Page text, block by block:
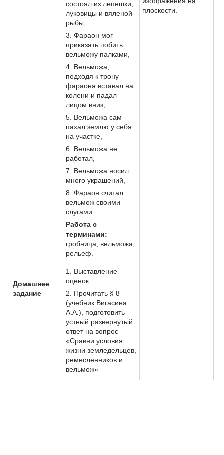
состоял из лепешки,
луковицы и вяленой
рыбы,
3. Фараон мог
приказать побить
вельможу палками,
4. Вельможа,
подходя к трону
фараона вставал на
колени и падал
лицом вниз,
5. Вельможа сам
пахал землю у себя
на участке,
6. Вельможа не
работал,
7. Вельможа носил
много украшений,
8. Фараон считал
вельмож своими
слугами.
Работа с
терминами:
гробница, вельможа,
рельеф.
плоскости.
Домашнее
задание
1. Выставление
оценок.
2. Прочитать § 8
(учебник Вигасина
А.А.), подготовить
устный развернутый
ответ на вопрос
«Сравни условия
жизни земледельцев,
ремесленников и
вельмож»